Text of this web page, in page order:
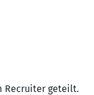
Recruiter geteilt.